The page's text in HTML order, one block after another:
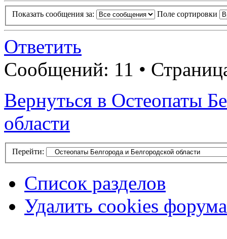
Показать сообщения за: Поле сортировки
Ответить
Сообщений: 11 •
Вернуться в Остеопаты
области
Перейти:
Список разделов
Удалить cookies форума